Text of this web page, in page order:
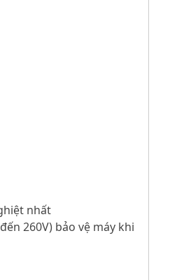
nhất
260V) bảo vệ máy khi